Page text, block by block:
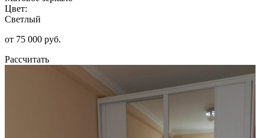
Цвет:
Светлый
от 75 000 руб.
Рассчитать